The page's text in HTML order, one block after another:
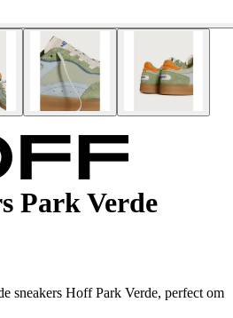
Park Verde
sneakers Hoff Park Verde, perfect om